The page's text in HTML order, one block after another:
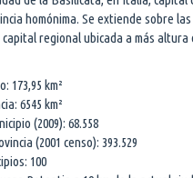
homónima. Se extiende sobre
regional ubicada a más altura
173,95 km²
6545 km²
(2009): 68.558
(2001 censo): 393.529
100